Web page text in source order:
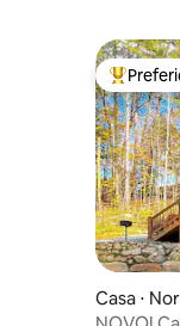
Entre os
Casa ⋅